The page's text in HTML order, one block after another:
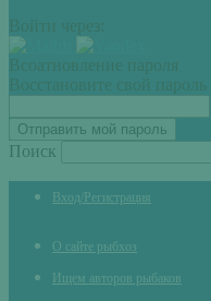
Войти через:
Всоатновление пароля
Восстановите свой пароль
Поиск
Вход/Регистрация
О сайте рыбхоз
Ищем авторов рыбаков